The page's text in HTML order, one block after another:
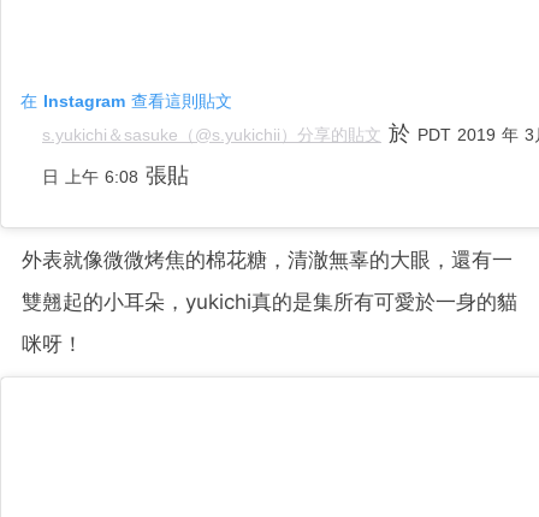
在 Instagram 查看這則貼文
s.yukichi＆sasuke（@s.yukichii）分享的貼文 於 PDT 2019 年
日 上午 6:08 張貼
外表就像微微烤焦的棉花糖，清澈無辜的大眼，還有一
雙翹起的小耳朵，yukichi真的是集所有可愛於一身的貓
咪呀！